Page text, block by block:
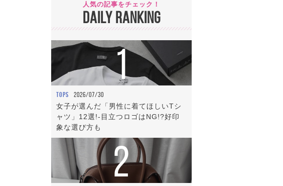
人気の記事をチェック！
DAILY RANKING
1
TOPS 2026/07/30
女子が選んだ「男性に着てほしいTシ
ャツ」12選!-目立つロゴはNG!?好印
象な選び方も
2